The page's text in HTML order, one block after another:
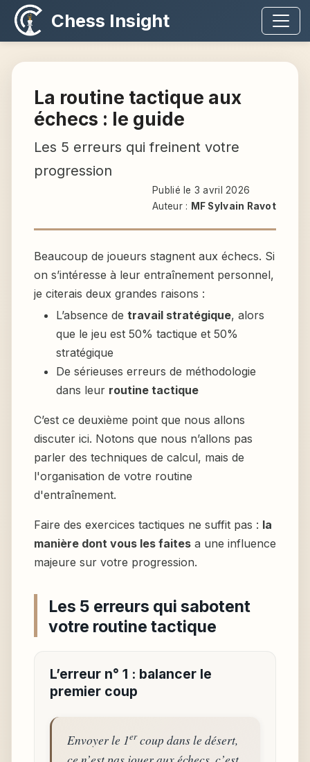
Chess Insight
La routine tactique aux
échecs : le guide
Les 5 erreurs qui freinent votre
progression
Publié le 3 avril 2026
Auteur : MF Sylvain Ravot
Beaucoup de joueurs stagnent aux échecs. Si
on s’intéresse à leur entraînement personnel,
je citerais deux grandes raisons :
L’absence de travail stratégique, alors
que le jeu est 50% tactique et 50%
stratégique
De sérieuses erreurs de méthodologie
dans leur routine tactique
C’est ce deuxième point que nous allons
discuter ici. Notons que nous n’allons pas
parler des techniques de calcul, mais de
l'organisation de votre routine
d'entraînement.
Faire des exercices tactiques ne suffit pas : la
manière dont vous les faites a une influence
majeure sur votre progression.
Les 5 erreurs qui sabotent
votre routine tactique
L’erreur n° 1 : balancer le
premier coup
Envoyer le 1ercoup dans le désert,